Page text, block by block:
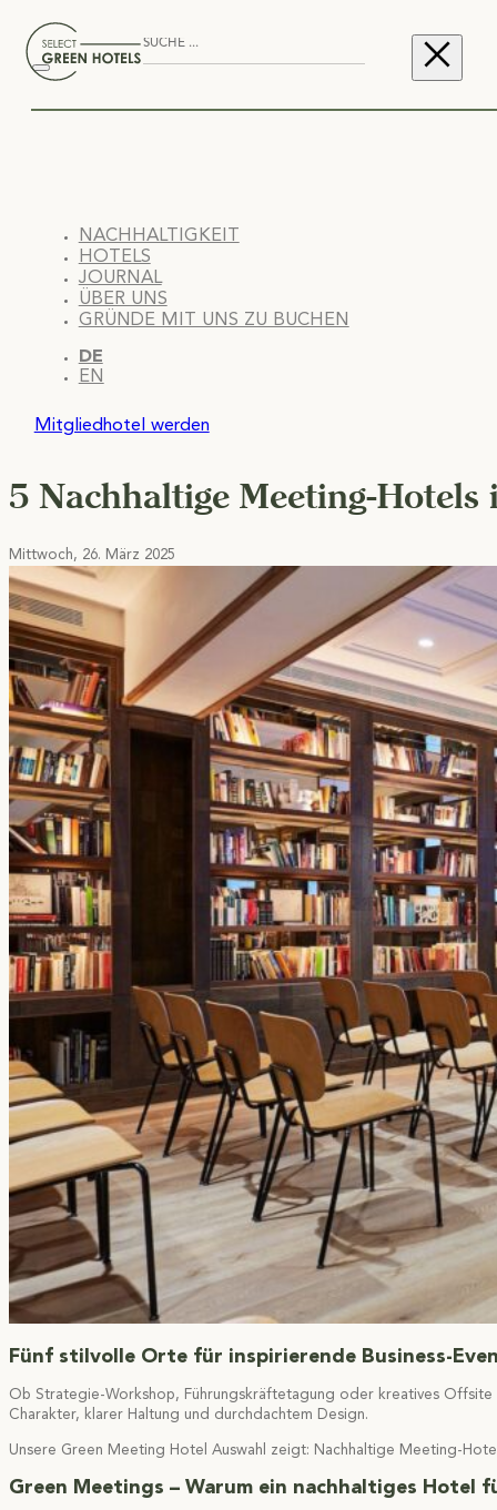
NACHHALTIGKEIT
HOTELS
JOURNAL
ÜBER UNS
GRÜNDE MIT UNS ZU BUCHEN
DE
EN
Mitgliedhotel werden
5 Nachhaltige Meeting-
Mittwoch, 26. März 2025
Fünf stilvolle Orte für inspirierende Business-
Ob Strategie-Workshop, Führungskräftetagung oder kreatives Offsite
Charakter, klarer Haltung und durchdachtem Design.
Unsere Green Meeting Hotel Auswahl zeigt: Nachhaltige Meeting-
Green Meetings – Warum ein nachhaltiges Hotel